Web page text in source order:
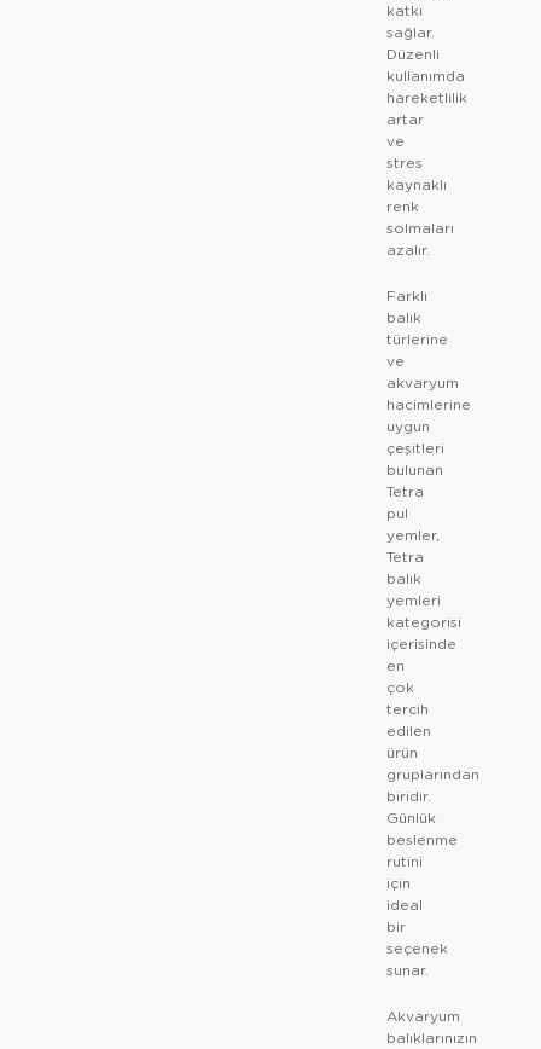
katkı
sağlar.
Düzenli
kullanımda
hareketlilik
artar
ve
stres
kaynaklı
renk
solmaları
azalır.
Farklı
balık
türlerine
ve
akvaryum
hacimlerine
uygun
çeşitleri
bulunan
Tetra
pul
yemler,
Tetra
balık
yemleri
kategorisi
içerisinde
en
çok
tercih
edilen
ürün
gruplarından
biridir.
Günlük
beslenme
rutini
için
ideal
bir
seçenek
sunar.
Akvaryum
balıklarınızın